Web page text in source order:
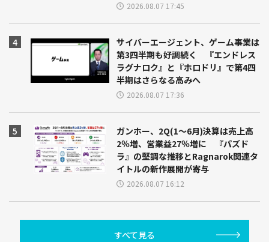
2026.08.07 17:45
サイバーエージェント、ゲーム事業は
第3四半期も好調続く 『エンドレス
ラグナロク』と『ホロドリ』で第4四
半期はさらなる高みへ
2026.08.07 17:36
ガンホー、2Q(1～6月)決算は売上高
2％増、営業益27％増に 『パズド
ラ』の堅調な推移とRagnarok関連タ
イトルの新作展開が寄与
2026.08.07 16:12
すべて見る